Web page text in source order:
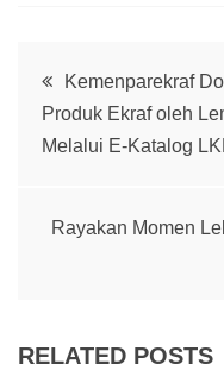
Post
navigation
Kemenparekraf
Produk Ekraf oleh
Melalui E-Katalog
Rayakan Momen
RELATED POSTS